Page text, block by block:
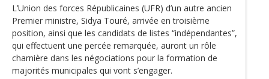
L’Union des forces Républicaines (UFR) d’un autre ancien
Premier ministre, Sidya Touré, arrivée en troisième
position, ainsi que les candidats de listes “indépendantes”,
qui effectuent une percée remarquée, auront un rôle
charnière dans les négociations pour la formation de
majorités municipales qui vont s’engager.